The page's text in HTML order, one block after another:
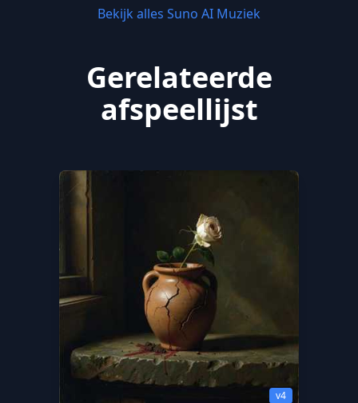
Bekijk alles Suno AI Muziek
Gerelateerde
afspeellijst
v4